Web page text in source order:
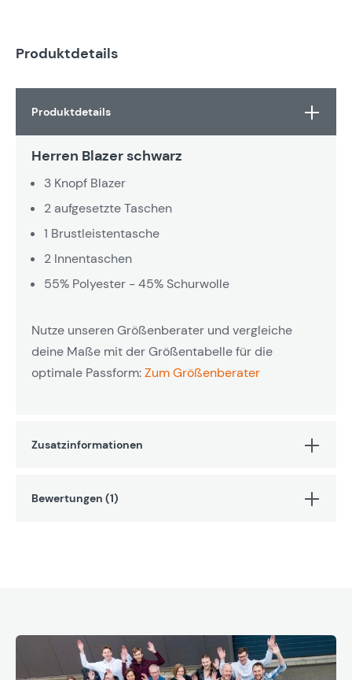
Produktdetails
Produktdetails
Herren Blazer schwarz
3 Knopf Blazer
2 aufgesetzte Taschen
1 Brustleistentasche
2 Innentaschen
55% Polyester - 45% Schurwolle
Nutze unseren Größenberater und vergleiche
deine Maße mit der Größentabelle für die
optimale Passform:Zum Größenberater
Zusatzinformationen
Bewertungen (1)